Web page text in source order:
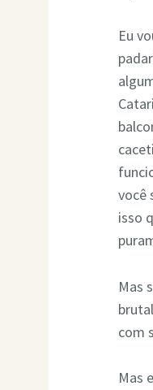
Eu
você
isso
Mas
com
Mas